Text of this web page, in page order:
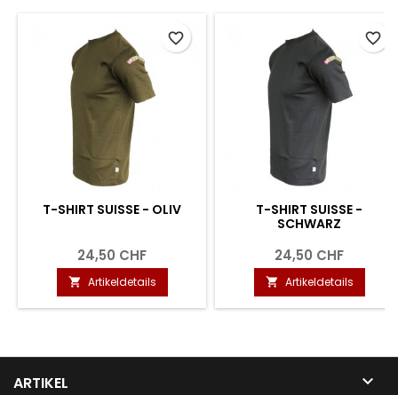
T-SHIRT SUISSE - OLIV
24,50 CHF
 Artikeldetails
favorite_border
T-SHIRT SUISSE -
SCHWARZ
24,50 CHF
 Artikeldetails
favorite_border
ARTIKEL 